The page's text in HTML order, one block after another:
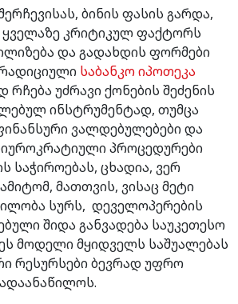
ბინის ფასის გარდა,
კრიტიკულ ფაქტორს
და გადახდის ფორმები
საბანკო იპოთეკა
უძრავი ქონების შეძენის
ინსტრუმენტად, თუმცა
ვალდებულებები და
პროცედურები
საჭიროებას, ცხადია, ვერ
მათთვის, ვისაც მეტი
სურს, დეველოპერების
შიდა განვადება საუკეთესო
მოდელი მყიდველს საშუალებას
რესურსები ბევრად უფრო